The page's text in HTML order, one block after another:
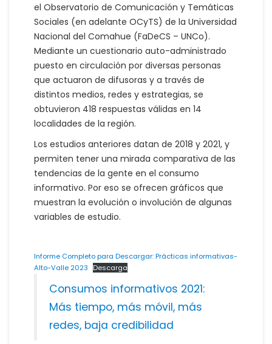
el Observatorio de Comunicación y Temáticas
Sociales (en adelante OCyTS) de la Universidad
Nacional del Comahue (FaDeCS – UNCo).
Mediante un cuestionario auto-administrado
puesto en circulación por diversas personas
que actuaron de difusoras y a través de
distintos medios, redes y estrategias, se
obtuvieron 418 respuestas válidas en 14
localidades de la región.
Los estudios anteriores datan de 2018 y 2021, y
permiten tener una mirada comparativa de las
tendencias de la gente en el consumo
informativo. Por eso se ofrecen gráficos que
muestran la evolución o involución de algunas
variables de estudio.
Informe Completo para Descargar: Prácticas informativas-
Alto-Valle 2023
Descarga
Consumos informativos 2021:
Más tiempo, más móvil, más
redes, baja credibilidad